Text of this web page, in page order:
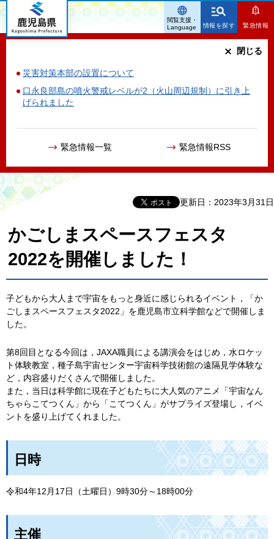
鹿児島県
情報を探す 緊急情報
災害対策本部の設置について
口永良部島の噴火警戒レベルが2（火山周辺規制）に引き上
げられました
緊急情報一覧 緊急情報RSS
閉じる
閲覧支援・
Language
更新日：2023年3月31日
かごしまスペースフェスタ
2022を開催しました！
子どもから大人まで宇宙をもっと身近に感じられるイベント，「か
ごしまスペースフェスタ2022」を鹿児島市立科学館などで開催しま
した。
第8回目となる今回は，JAXA職員による講演会をはじめ，水ロケッ
ト体験教室，種子島宇宙センター宇宙科学技術館の遠隔見学体験な
ど，内容盛りだくさんで開催しました。
また，当日は科学館に現在子どもたちに大人気のアニメ「宇宙なん
ちゃらこてつくん」から「こてつくん」がサプライズ登場し，イベ
ントを盛り上げてくれました。
日時
令和4年12月17日（土曜日）9時30分～18時00分
主催